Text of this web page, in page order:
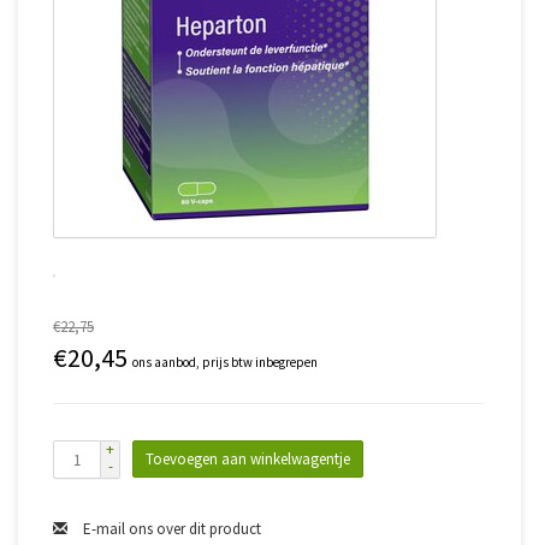
€22,75
€20,45 ons aanbod, prijs btw inbegrepen
+
-
Toevoegen aan winkelwagentje
E-mail ons over dit product